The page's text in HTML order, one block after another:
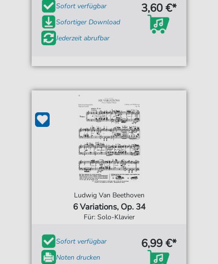
Sofort verfügbar
Sofortiger Download
Jederzeit abrufbar
3,60 €*
Ludwig Van Beethoven
6 Variations, Op. 34
Für: Solo-Klavier
Sofort verfügbar
Noten drucken
6,99 €*